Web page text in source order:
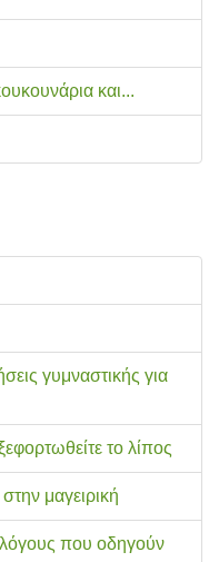
και...
γυμναστικής για
το λίπος
μαγειρική
που οδηγούν